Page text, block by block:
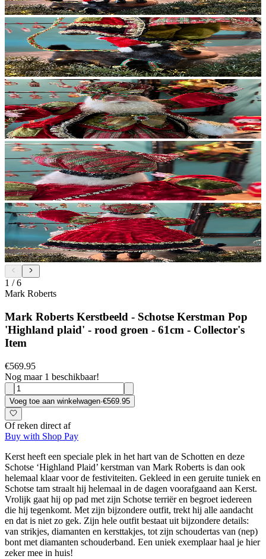
1 /6
Mark Roberts
Mark Roberts Kerstbeeld - Schotse Kerstman Pop
'Highland plaid' - rood groen - 61cm - Collector's
Item
€569.95
Nog maar 1 beschikbaar!
Voeg toe aan winkelwagen·€569.95
Of reken direct af
Buy with Shop Pay
Kerst heeft een speciale plek in het hart van de Schotten en deze
Schotse ‘Highland Plaid’ kerstman van Mark Roberts is dan ook
helemaal klaar voor de festiviteiten. Gekleed in een geruite tuniek en
Schotse tam straalt hij helemaal in de dagen voorafgaand aan Kerst.
Vrolijk gaat hij op pad met zijn Schotse terriër en begroet iedereen
die hij tegenkomt. Met zijn bijzondere outfit, trekt hij alle aandacht
en dat is niet zo gek. Zijn hele outfit bestaat uit bijzondere details:
van strikjes, diamanten en kersttakjes, tot zijn schoudertas van (nep)
bont met diamanten schouderband. Een uniek exemplaar haal je hier
zeker mee in huis!